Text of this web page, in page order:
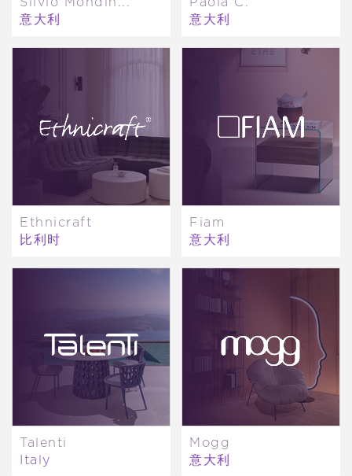
意大利
意大利
Ethnicraft
比利时
Fiam
意大利
Talenti
Italy
Mogg
意大利